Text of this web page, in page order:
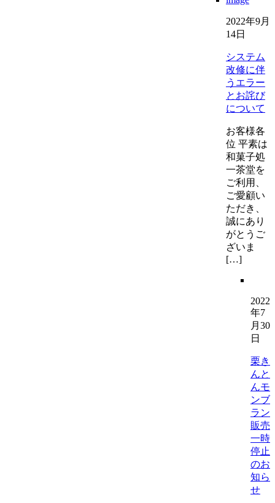
2022年9月
14日
システム
改修に伴
うエラー
とお詫び
について
お客様各
位 平素は
和菓子処
一茶堂を
ご利用、
ご愛顧い
ただき、
誠にあり
がとうご
ざいま
[…]
2022
年7
月30
日
栗き
んと
んモ
ンブ
ラン
販売
一時
停止
のお
知ら
せ